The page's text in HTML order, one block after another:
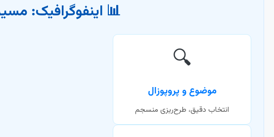
📊 اینفوگرافیک:
🔍
موضوع و پروپوزال
انتخاب دقیق، طرح‌ریزی منسجم